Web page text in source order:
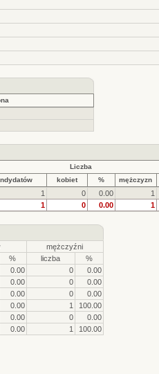
Liczba
kobiet % mężczyzn
1 0 0.00 1
1 0 0.00 1
mężczyźni
% liczba
%
0.00 0
0.00
0.00 0
0.00
0.00 0
0.00
0.00 1
100.00
0.00 0
0.00
0.00 1 100.00